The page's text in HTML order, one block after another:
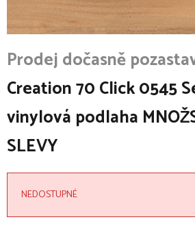
Creation 70 Click 0545
vinylová podlaha
SLEVY
NEDOSTUPNÉ